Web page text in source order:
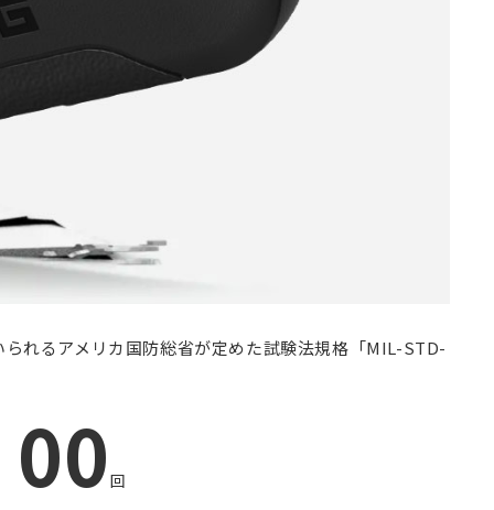
れるアメリカ国防総省が定めた試験法規格「MIL-STD-
00 回